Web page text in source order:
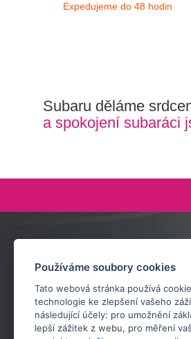
Používáme soubory cookies
Tato webová stránka používá
technologie ke zlepšení vašeho
následující účely: pro umožnění
lepší zážitek z webu, pro měření
Expedujeme do 48 hodin
Subaru děláme
a spokojení subaráci
+420 732 218 685
rosta@subarusti.cz
POŠLI DOTAZ